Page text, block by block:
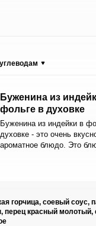
углеводам
Буженина из
фольге в духовке
Буженина из индейки в
духовке - это очень
ароматное блюдо. Это
диетическим мясом и
заслуженным спросом на
продуктов.
горчица, соевый соус,
перец красный молотый,